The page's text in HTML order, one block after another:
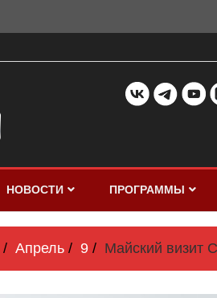
НОВОСТИ ПРОГРАММЫ
Апрель 9 Майский визит